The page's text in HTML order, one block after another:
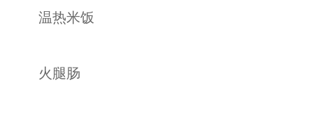
温热米饭
火腿肠